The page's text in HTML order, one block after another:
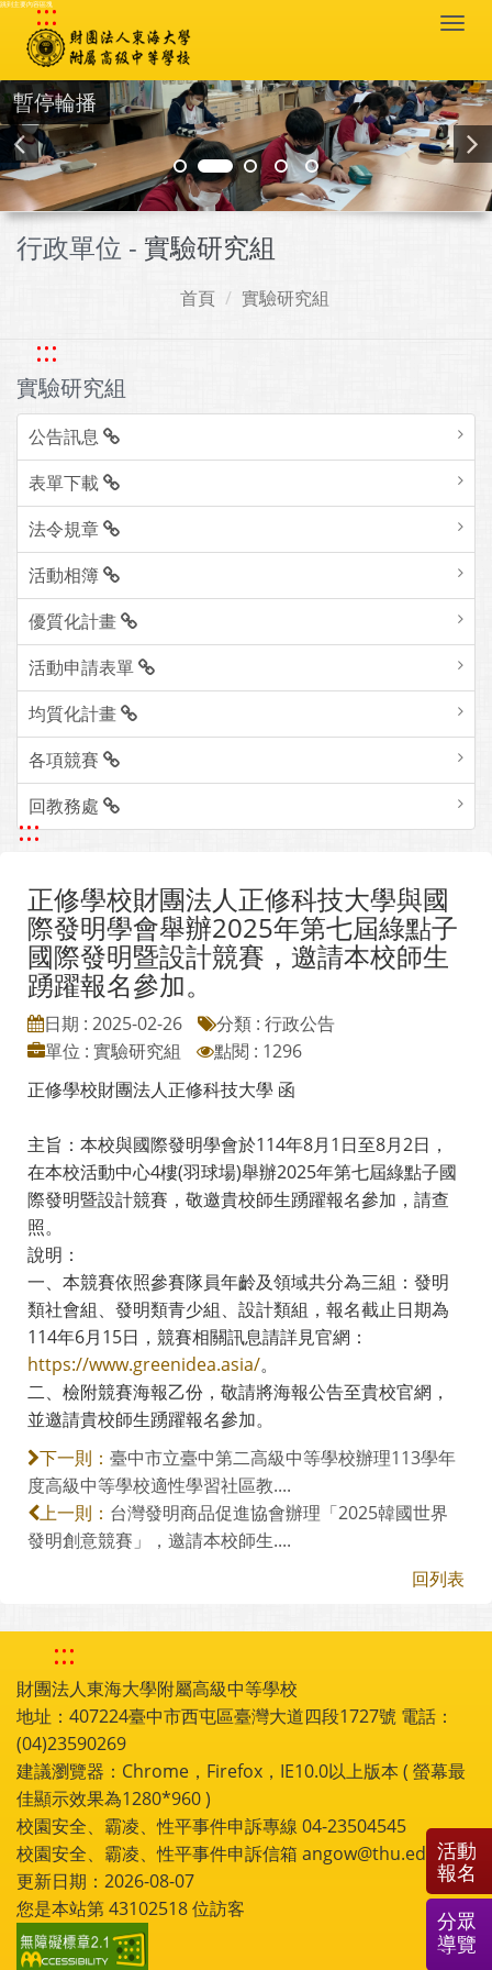
跳到主要內容區塊
:::
暫停輪播
行政單位 - 實驗研究組
首頁 實驗研究組
:::
實驗研究組
公告訊息
表單下載
法令規章
活動相簿
優質化計畫
活動申請表單
均質化計畫
各項競賽
回教務處
:::
正修學校財團法人正修科技大學與國
際發明學會舉辦2025年第七屆綠點子
國際發明暨設計競賽，邀請本校師生
踴躍報名參加。
日期 : 2025-02-26
分類 : 行政公告
單位 : 實驗研究組
點閱 : 1296
正修學校財團法人正修科技大學 函
主旨：本校與國際發明學會於114年8月1日至8月2日，
在本校活動中心4樓(羽球場)舉辦2025年第七屆綠點子國
際發明暨設計競賽，敬邀貴校師生踴躍報名參加，請查
照。
說明：
一、本競賽依照參賽隊員年齡及領域共分為三組：發明
類社會組、發明類青少組、設計類組，報名截止日期為
114年6月15日，競賽相關訊息請詳見官網：
https://www.greenidea.asia/。
二、檢附競賽海報乙份，敬請將海報公告至貴校官網，
並邀請貴校師生踴躍報名參加。
下一則： 臺中市立臺中第二高級中等學校辦理113學年
度高級中等學校適性學習社區教....
上一則： 台灣發明商品促進協會辦理「2025韓國世界
發明創意競賽」，邀請本校師生....
回列表
:::
財團法人東海大學附屬高級中等學校
地址：407224臺中市西屯區臺灣大道四段1727號 電話：
(04)23590269
建議瀏覽器：Chrome，Firefox，IE10.0以上版本 ( 螢幕最
佳顯示效果為1280*960 )
校園安全、霸凌、性平事件申訴專線 04-23504545
校園安全、霸凌、性平事件申訴信箱 angow@thu.edu.tw
更新日期：2026-08-07
您是本站第43102518位訪客
活動
報名
分眾
導覽